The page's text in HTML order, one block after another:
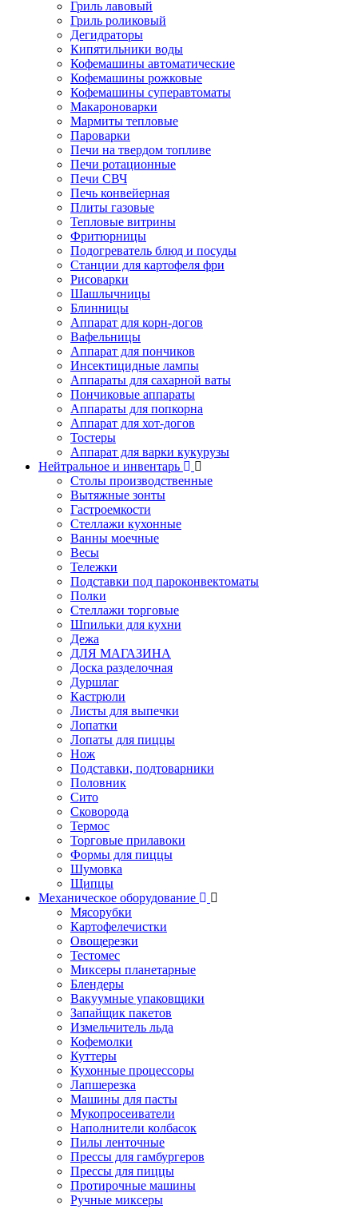
Гриль лавовый
Гриль роликовый
Дегидраторы
Кипятильники воды
Кофемашины автоматические
Кофемашины рожковые
Кофемашины суперавтоматы
Макароноварки
Мармиты тепловые
Пароварки
Печи на твердом топливе
Печи ротационные
Печи СВЧ
Печь конвейерная
Плиты газовые
Тепловые витрины
Фритюрницы
Подогреватель блюд и посуды
Станции для картофеля фри
Рисоварки
Шашлычницы
Блинницы
Аппарат для корн-догов
Вафельницы
Аппарат для пончиков
Инсектицидные лампы
Аппараты для сахарной ваты
Пончиковые аппараты
Аппараты для попкорна
Аппарат для хот-догов
Тостеры
Аппарат для варки кукурузы
Нейтральное и инвентарь
Столы производственные
Вытяжные зонты
Гастроемкости
Стеллажи кухонные
Ванны моечные
Весы
Тележки
Подставки под пароконвектоматы
Полки
Стеллажи торговые
Шпильки для кухни
Дежа
ДЛЯ МАГАЗИНА
Доска разделочная
Дуршлаг
Кастрюли
Листы для выпечки
Лопатки
Лопаты для пиццы
Нож
Подставки, подтоварники
Половник
Сито
Сковорода
Термос
Торговые прилавоки
Формы для пиццы
Шумовка
Щипцы
Механическое оборудование
Мясорубки
Картофелечистки
Овощерезки
Тестомес
Миксеры планетарные
Блендеры
Вакуумные упаковщики
Запайщик пакетов
Измельчитель льда
Кофемолки
Куттеры
Кухонные процессоры
Лапшерезка
Машины для пасты
Мукопросеиватели
Наполнители колбасок
Пилы ленточные
Прессы для гамбургеров
Прессы для пиццы
Протирочные машины
Ручные миксеры